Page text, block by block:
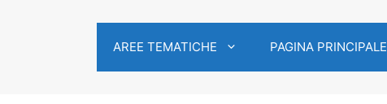
AREE TEMATICHE PAGINA PRINCIPALE